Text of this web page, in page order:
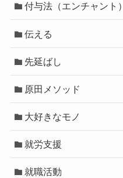
付与法（エンチャント）
伝える
先延ばし
原田メソッド
大好きなモノ
就労支援
就職活動